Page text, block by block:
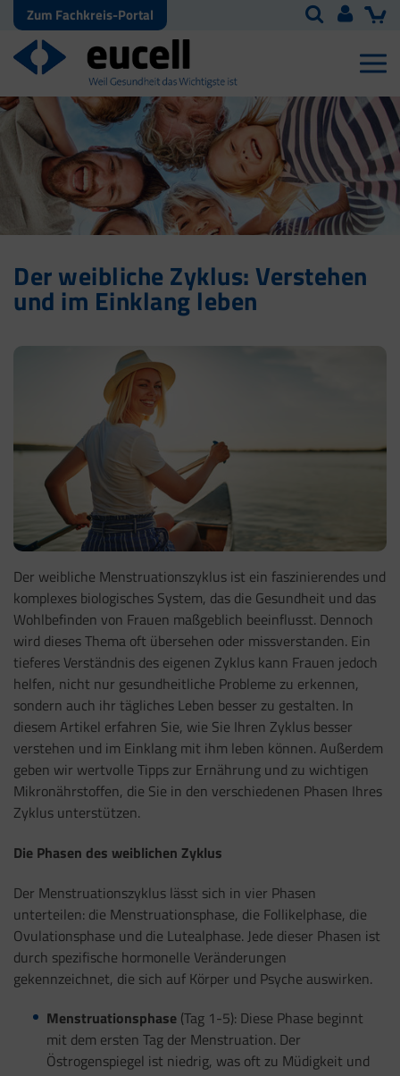
Zum Fachkreis-Portal
Der weibliche Zyklus: Verstehen
und im Einklang leben
Der weibliche Menstruationszyklus ist ein faszinierendes und
komplexes biologisches System, das die Gesundheit und das
Wohlbefinden von Frauen maßgeblich beeinflusst. Dennoch
wird dieses Thema oft übersehen oder missverstanden. Ein
tieferes Verständnis des eigenen Zyklus kann Frauen jedoch
helfen, nicht nur gesundheitliche Probleme zu erkennen,
sondern auch ihr tägliches Leben besser zu gestalten. In
diesem Artikel erfahren Sie, wie Sie Ihren Zyklus besser
verstehen und im Einklang mit ihm leben können. Außerdem
geben wir wertvolle Tipps zur Ernährung und zu wichtigen
Mikronährstoffen, die Sie in den verschiedenen Phasen Ihres
Zyklus unterstützen.
Die Phasen des weiblichen Zyklus
Der Menstruationszyklus lässt sich in vier Phasen
unterteilen: die Menstruationsphase, die Follikelphase, die
Ovulationsphase und die Lutealphase. Jede dieser Phasen ist
durch spezifische hormonelle Veränderungen
gekennzeichnet, die sich auf Körper und Psyche auswirken.
Menstruationsphase(Tag 1-5): Diese Phase beginnt
mit dem ersten Tag der Menstruation. Der
Östrogenspiegel ist niedrig, was oft zu Müdigkeit und